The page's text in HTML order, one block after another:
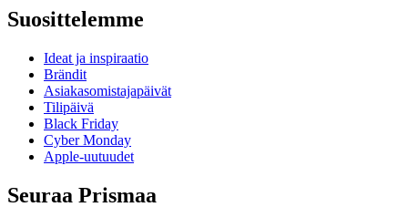
Suosittelemme
Ideat ja inspiraatio
Brändit
Asiakasomistajapäivät
Tilipäivä
Black Friday
Cyber Monday
Apple-uutuudet
Seuraa Prismaa